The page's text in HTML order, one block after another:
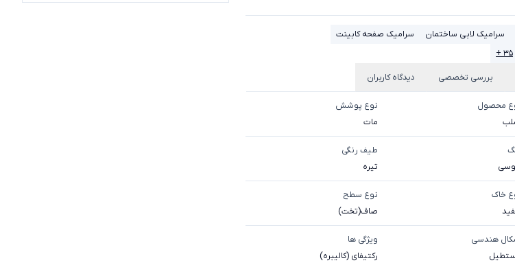
سرامیک لابی ساختمان
سرامیک صفحه کابینت
۳۵ +
بررسی تخصصی دیدگاه کاربران
محصول
نوع پوشش
مات
طیف رنگی
تیره
خاک
نوع سطح
صاف(تخت)
هندسی
ویژگی ها
رکتیفای (کالیبره)